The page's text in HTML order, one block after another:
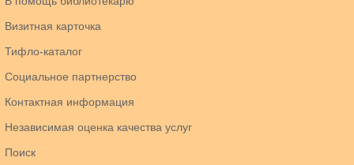
Визитная карточка
Тифло-каталог
Социальное партнерство
Контактная информация
Независимая оценка качества услуг
Поиск